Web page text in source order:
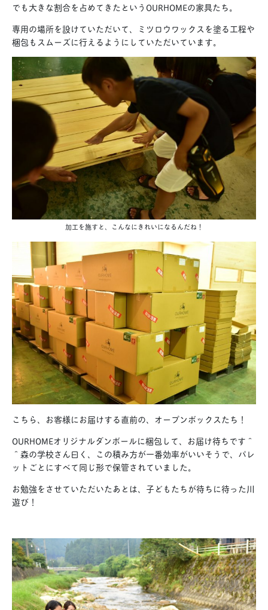
でも大きな割合を占めてきたというOURHOMEの家具たち。
専用の場所を設けていただいて、ミツロウワックスを塗る工程や
梱包もスムーズに行えるようにしていただいています。
加工を施すと、こんなにきれいになるんだね！
こちら、お客様にお届けする直前の、オープンボックスたち！
OURHOMEオリジナルダンボールに梱包して、お届け待ちです＾
＾森の学校さん曰く、この積み方が一番効率がいいそうで、パレ
ットごとにすべて同じ形で保管されていました。
お勉強をさせていただいたあとは、子どもたちが待ちに待った川
遊び！